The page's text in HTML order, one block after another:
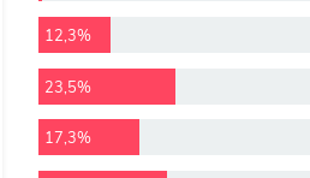
12,3%
23,5%
17,3%